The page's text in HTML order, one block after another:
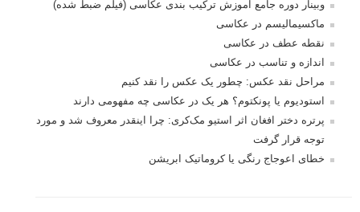
وبینار دوره جامع آموزش ترکیب بندی عکاسی (فیلم ضبط شده)
ماکسیمالیسم در عکاسی
نقطه عطف در عکاسی
اندازه و تناسب در عکاسی
مراحل نقد عکس: چطور یک عکس را نقد کنیم
استودیوم یا پونکتوم؟ هر یک در عکاسی چه مفهومی دارند
پرتره دختر افغان اثر استیو مک‌کری: چرا اینقدر معروف شد و مورد
توجه قرار گرفت
خطای اعوجاج رنگی یا کروماتیک ابریشن